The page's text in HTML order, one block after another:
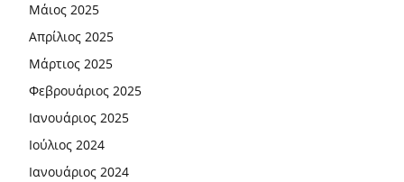
Μάιος 2025
Απρίλιος 2025
Μάρτιος 2025
Φεβρουάριος 2025
Ιανουάριος 2025
Ιούλιος 2024
Ιανουάριος 2024